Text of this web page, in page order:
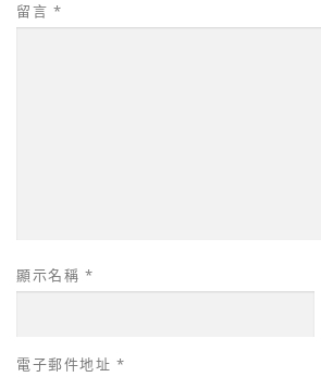
留言 *
顯示名稱 *
電子郵件地址 *